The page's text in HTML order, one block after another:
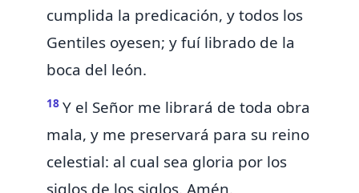
cumplida la predicación, y todos los
Gentiles oyesen; yfuí librado de la
boca del león.
18 Y el Señor me librará de toda obra
mala, y me preservará para su reino
celestial: al cual sea gloria por los